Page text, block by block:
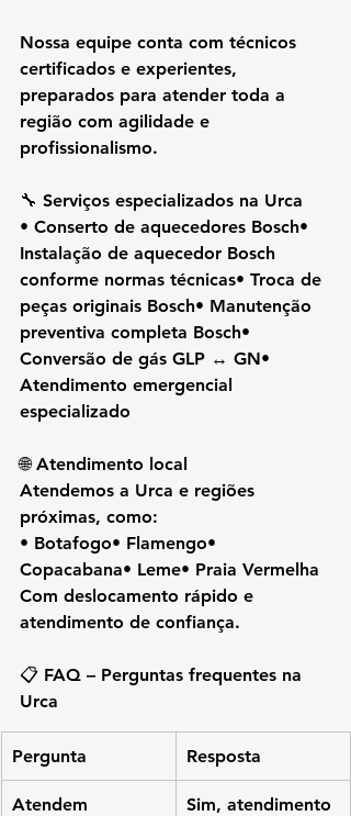
Nossa equipe conta com técnicos
certificados e experientes,
preparados para atender toda a
região com agilidade e
profissionalismo.
🔧 Serviços especializados na Urca
• Conserto de aquecedores Bosch•
Instalação de aquecedor Bosch
conforme normas técnicas• Troca de
peças originais Bosch• Manutenção
preventiva completa Bosch•
Conversão de gás GLP ↔ GN•
Atendimento emergencial
especializado
🌐 Atendimento local
Atendemos a Urca e regiões
próximas, como:
• Botafogo• Flamengo•
Copacabana• Leme• Praia Vermelha
Com deslocamento rápido e
atendimento de confiança.
📋 FAQ – Perguntas frequentes na
Urca
Pergunta Resposta
Atendem
Sim, atendimento